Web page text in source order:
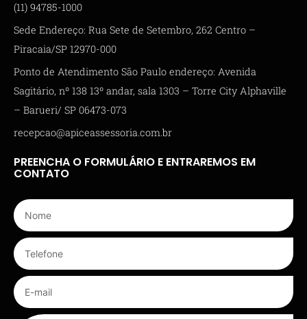
(11) 94785-1000
Sede Endereço: Rua Sete de Setembro, 262 Centro –
Piracaia/SP 12970-000
Ponto de Atendimento São Paulo endereço: Avenida
Sagitário, nº 138 13º andar, sala 1303 – Torre City Alphaville
– Barueri/ SP 06473-073
recepcao@apiceassessoria.com.br
PREENCHA O FORMULÁRIO E ENTRAREMOS EM
CONTATO